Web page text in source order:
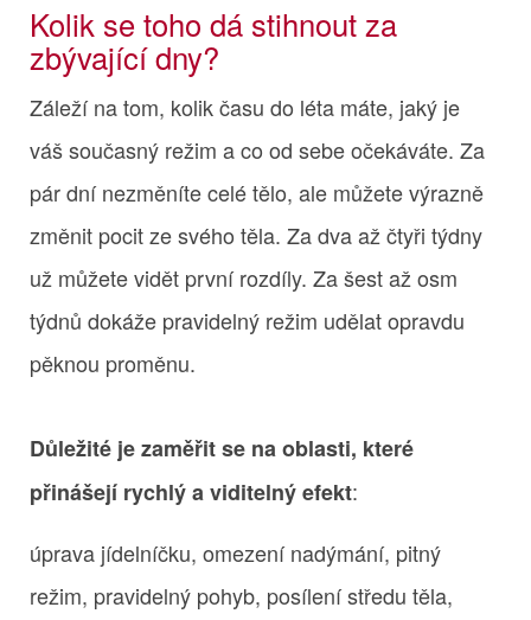
Kolik se toho dá stihnout za
zbývající dny?
Záleží na tom, kolik času do léta máte, jaký je
váš současný režim a co od sebe očekáváte. Za
pár dní nezměníte celé tělo, ale můžete výrazně
změnit pocit ze svého těla. Za dva až čtyři týdny
už můžete vidět první rozdíly. Za šest až osm
týdnů dokáže pravidelný režim udělat opravdu
pěknou proměnu.
Důležité je zaměřit se na oblasti, které
přinášejí rychlý a viditelný efekt:
úprava jídelníčku, omezení nadýmání, pitný
režim, pravidelný pohyb, posílení středu těla,